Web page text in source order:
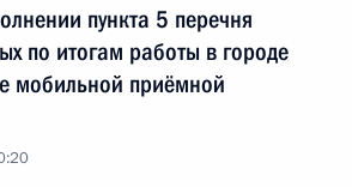
пункта 5 перечня
по итогам работы в городе
мобильной приёмной